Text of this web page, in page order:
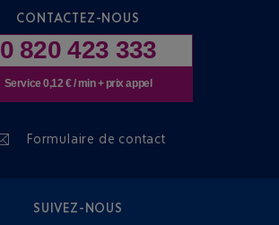
CONTACTEZ-NOUS
0 820 423 333
Service 0,12 € / min + prix appel
Formulaire de contact
SUIVEZ-NOUS